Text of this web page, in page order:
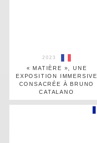
2023
« MATIÈRE », UNE
EXPOSITION IMMERSIVE
CONSACRÉE À BRUNO
CATALANO